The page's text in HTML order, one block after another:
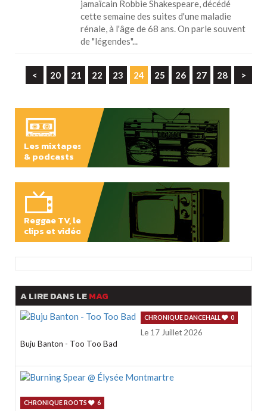
jamaïcain Robbie Shakespeare, décédé
cette semaine des suites d'une maladie
rénale, à l'âge de 68 ans. On parle souvent
de "légendes"...
< 20 21 22 23 24 25 26 27 28 >
Les mixtapes
& podcasts
Reggae TV, les
clips et vidéos
A LIRE DANS LEMAG
CHRONIQUE DANCEHALL 0
Le 17 Juillet 2026
Buju Banton - Too Too Bad
CHRONIQUE ROOTS 6